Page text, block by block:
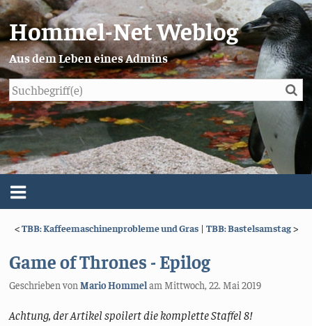
Hommel-Net Weblog
Aus dem Leben eines Admins
Menü
Impressum/Datenschutz
<TBB: Kaffeemaschinenprobleme und Gras | TBB: Bastelsamstag>
Game of Thrones - Epilog
Geschrieben vonMario Hommelam Mittwoch, 22. Mai 2019
Achtung, der Artikel spoilert die komplette Staffel 8!